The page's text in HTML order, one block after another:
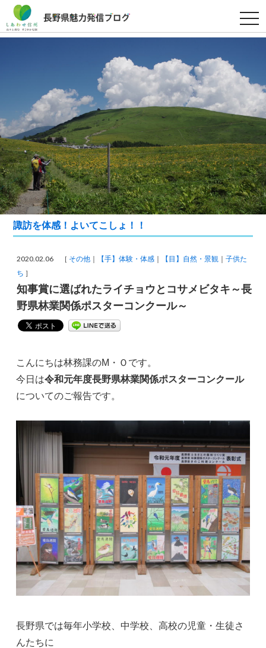
t
o
g
a
v
g
a
t
o
n
諏訪を体感！よいてこしょ！！
2020.02.06 ［ その他 【手】体験・体感 【目】自然・景観
子供た
ち ］
知事賞に選ばれたライチョウとコサメビタキ～長
野県林業関係ポスターコンクール～
こんにちは林務課のМ・Ｏです。
今日は令和元年度長野県林業関係ポスターコンクール
についてのご報告です。
長野県では毎年小学校、中学校、高校の児童・生徒さ
んたちに